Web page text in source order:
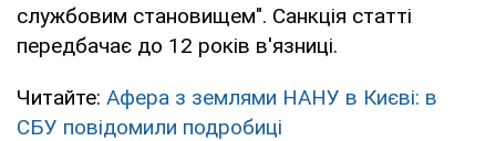
службовим становищем". Санкція статті
передбачає до 12 років в'язниці.
Читайте: Афера з землями НАНУ в Києві: в
СБУ повідомили подробиці